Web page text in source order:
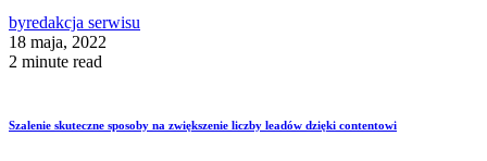
byredakcja serwisu
18 maja, 2022
2 minute read
Szalenie skuteczne sposoby na zwiększenie liczby leadów dzięki contentowi